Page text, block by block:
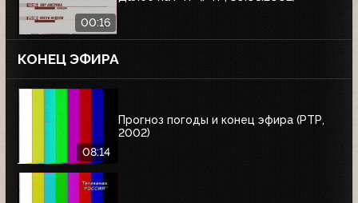
00:16
КОНЕЦ ЭФИРА
08:14
Прогноз погоды и конец эфира (РТР,
2002)